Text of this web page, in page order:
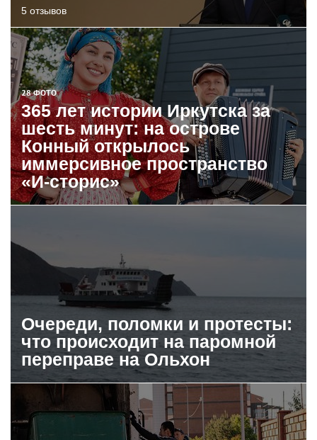
5 отзывов
28 ФОТО
365 лет истории Иркутска за
шесть минут: на острове
Конный открылось
иммерсивное пространство
«И-сторис»
Очереди, поломки и протесты:
что происходит на паромной
переправе на Ольхон